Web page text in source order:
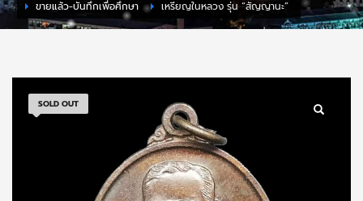
ขายแล้ว-บันทึกเพื่อศึกษา
เหรียญในหลวง รุ่น “สัญญานะ”
SOLD OUT